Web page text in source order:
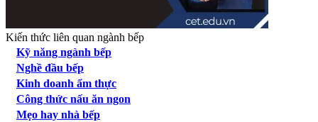
Kiến thức liên quan ngành bếp
Kỹ năng ngành bếp
Nghề đầu bếp
Kinh doanh ẩm thực
Công thức nấu ăn ngon
Mẹo hay nhà bếp